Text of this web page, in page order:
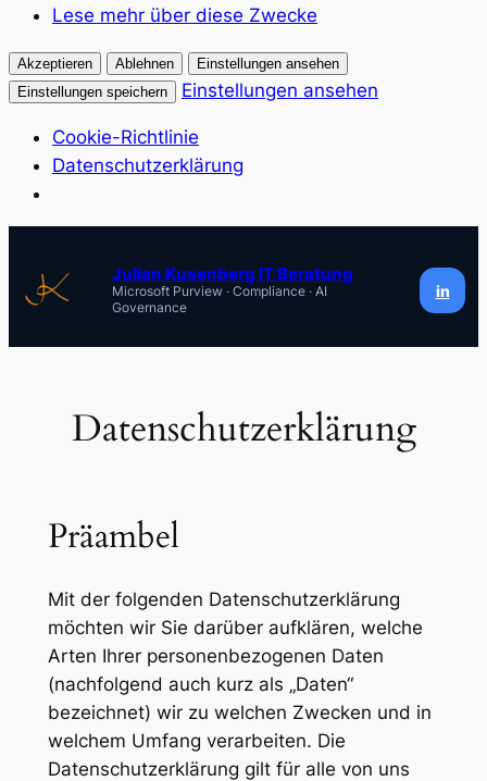
Lese mehr über diese Zwecke
Akzeptieren Ablehnen
Einstellungen ansehen
Einstellungen speichern
Einstellungen ansehen
Cookie-Richtlinie
Datenschutzerklärung
springen
Julian Kusenberg IT Beratung
Microsoft Purview · Compliance · AI
Governance
in
Datenschutzerklärung
Präambel
Mit der folgenden Datenschutzerklärung
möchten wir Sie darüber aufklären, welche
Arten Ihrer personenbezogenen Daten
(nachfolgend auch kurz als „Daten“
bezeichnet) wir zu welchen Zwecken und in
welchem Umfang verarbeiten. Die
Datenschutzerklärung gilt für alle von uns